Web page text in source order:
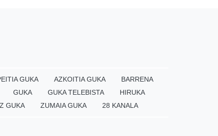
GUKA AZKOITIA GUKA
BARRENA
GUKA
GUKA TELEBISTA
HIRUKA
GUKA
ZUMAIA GUKA 28 KANALA